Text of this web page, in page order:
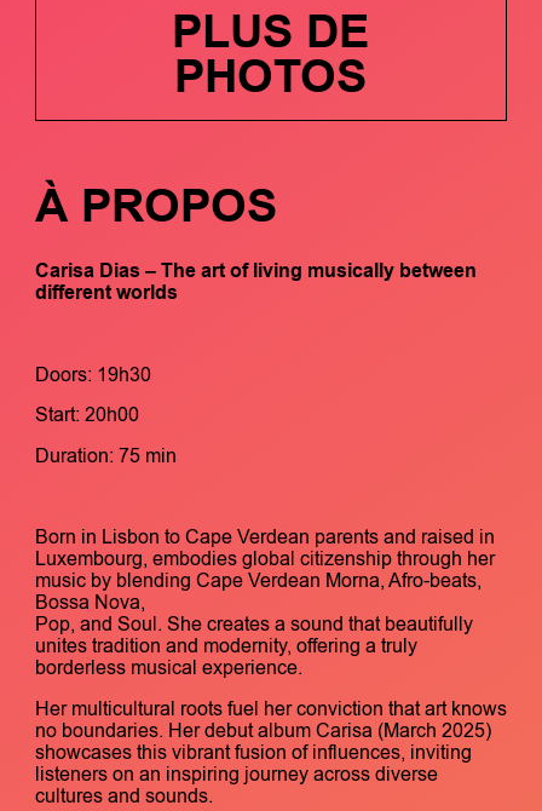
PLUS DE
PHOTOS
À PROPOS
Carisa Dias – The art of living musically between
different worlds
Doors: 19h30
Start: 20h00
Duration: 75 min
Born in Lisbon to Cape Verdean parents and raised in
Luxembourg, embodies global citizenship through her
music by blending Cape Verdean Morna, Afro-beats,
Bossa Nova,
Pop, and Soul. She creates a sound that beautifully
unites tradition and modernity, offering a truly
borderless musical experience.
Her multicultural roots fuel her conviction that art knows
no boundaries. Her debut album Carisa (March 2025)
showcases this vibrant fusion of influences, inviting
listeners on an inspiring journey across diverse
cultures and sounds.